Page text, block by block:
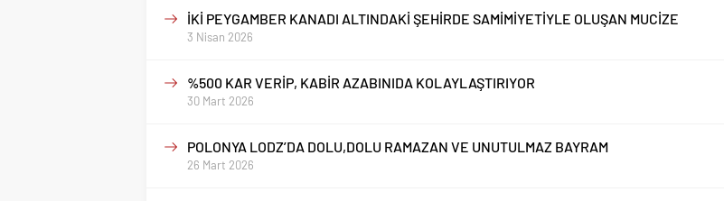
İKİ PEYGAMBER KANADI ALTINDAKİ ŞEHİRDE SAMİMİYETİYLE OLUŞAN MUCİZE
3 Nisan 2026
%500 KAR VERİP, KABİR AZABINIDA KOLAYLAŞTIRIYOR
30 Mart 2026
POLONYA LODZ’DA DOLU,DOLU RAMAZAN VE UNUTULMAZ BAYRAM
26 Mart 2026